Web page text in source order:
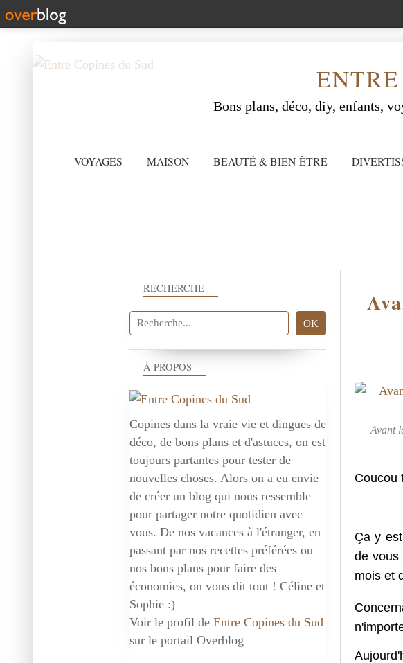
Bons plans, déco, diy, enfants,
VOYAGES MAISON BEAUTÉ & BIEN-ÊTRE
Avant
Coucou
Ça y
de vous
mois et
RECHERCHE
À PROPOS
Copines dans la vraie vie et dingues de
déco, de bons plans et d'astuces, on est
toujours partantes pour tester de
nouvelles choses. Alors on a eu envie
de créer un blog qui nous ressemble
pour partager notre quotidien avec
vous. De nos vacances à l'étranger, en
passant par nos recettes préférées ou
nos bons plans pour faire des
économies, on vous dit tout ! Céline et
Sophie :)
Voir le profil de Entre Copines du Sud
sur le portail Overblog